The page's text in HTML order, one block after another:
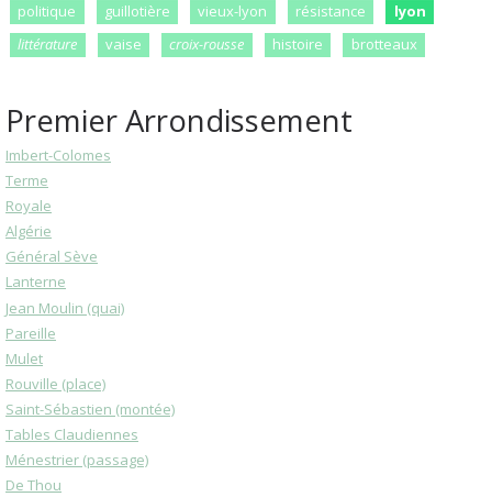
politique guillotière vieux-lyon résistance
lyon
littérature
vaise croix-rousse histoire brotteaux
Premier Arrondissement
Imbert-Colomes
Terme
Royale
Algérie
Général Sève
Lanterne
Jean Moulin (quai)
Pareille
Mulet
Rouville (place)
Saint-Sébastien (montée)
Tables Claudiennes
Ménestrier (passage)
De Thou